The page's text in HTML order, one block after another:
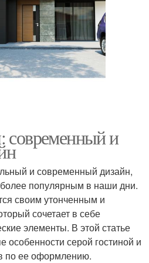
современный и
и современный дизайн,
популярным в наши дни.
своим утонченным и
сочетает в себе
элементы. В этой статье
серой гостиной и
по ее оформлению.